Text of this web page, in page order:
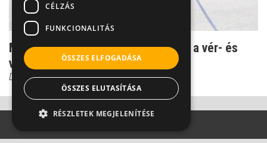
Mechanikai sérülés: Ezek lehetnek a vér- és
vízhólyag okai
Dr. Tisza Tímea
CÉLZÁS
FUNKCIONALITÁS
ÖSSZES ELFOGADÁSA
ÖSSZES ELUTASÍTÁSA
RÉSZLETEK MEGJELENÍTÉSE